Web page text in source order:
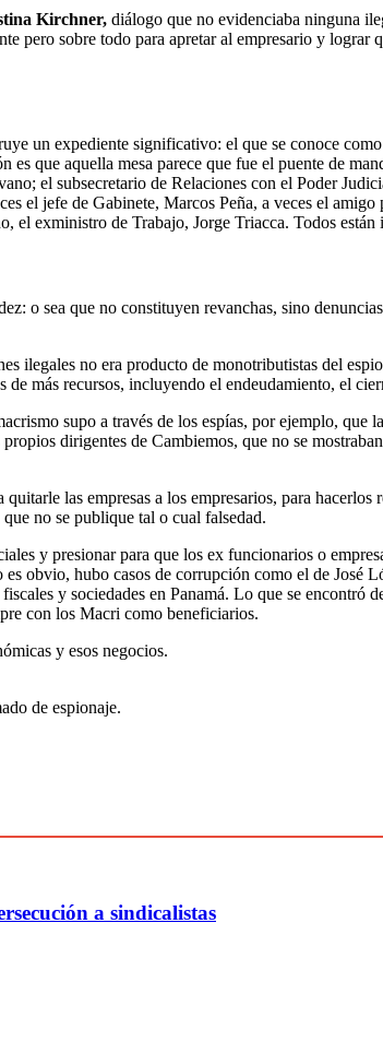
Kirchner, diálogo que no evidenciaba ninguna
sobre todo para apretar al empresario y lograr
un expediente significativo: el que se conoce
que aquella mesa parece que fue el puente de
el subsecretario de Relaciones con el Poder
el jefe de Gabinete, Marcos Peña, a veces el
exministro de Trabajo, Jorge Triacca. Todos están
o sea que no constituyen revanchas, sino
ilegales no era producto de monotributistas del
más recursos, incluyendo el endeudamiento, el
supo a través de los espías, por ejemplo, que
dirigentes de Cambiemos, que no se
las empresas a los empresarios, para
no se publique tal o cual falsedad.
y presionar para que los ex funcionarios o
obvio, hubo casos de corrupción como el de José
y sociedades en Panamá. Lo que se encontró
con los Macri como beneficiarios.
y esos negocios.
de espionaje.
a sindicalistas